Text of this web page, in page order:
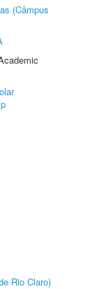
(Câmpus
Rio Claro)